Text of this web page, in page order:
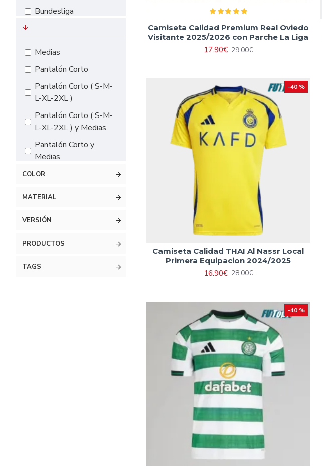
COLOR
MATERIAL
VERSIÓN
PRODUCTOS
Bundesliga
Medias
Pantalón Corto
Pantalón Corto ( S-M-
L-XL-2XL )
Pantalón Corto ( S-M-
L-XL-2XL ) y Medias
Pantalón Corto y
Medias
TAGS
Camiseta Calidad Premium Real Oviedo
Visitante 2025/2026 con Parche La Liga
17.90€ 29.00€
-40 %
Camiseta Calidad THAI Al Nassr Local
Primera Equipacion 2024/2025
16.90€ 28.00€
-40 %